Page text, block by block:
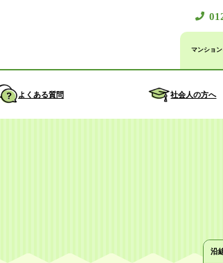
よくある質問 社会人の方へ
沿